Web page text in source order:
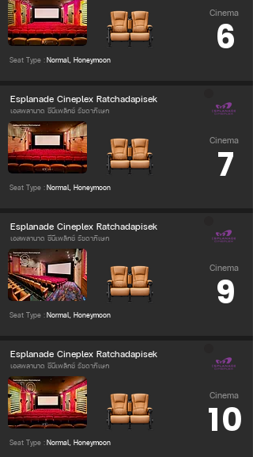
Cinema
6
Seat Type :Normal, Honeymoon
Esplanade Cineplex Ratchadapisek
เอสพลานาด ซีนีเพล็กซ์ รัชดาภิเษก
Cinema
7
Seat Type :Normal, Honeymoon
Esplanade Cineplex Ratchadapisek
เอสพลานาด ซีนีเพล็กซ์ รัชดาภิเษก
Cinema
9
Seat Type :Normal, Honeymoon
Esplanade Cineplex Ratchadapisek
เอสพลานาด ซีนีเพล็กซ์ รัชดาภิเษก
Cinema
10
Seat Type :Normal, Honeymoon